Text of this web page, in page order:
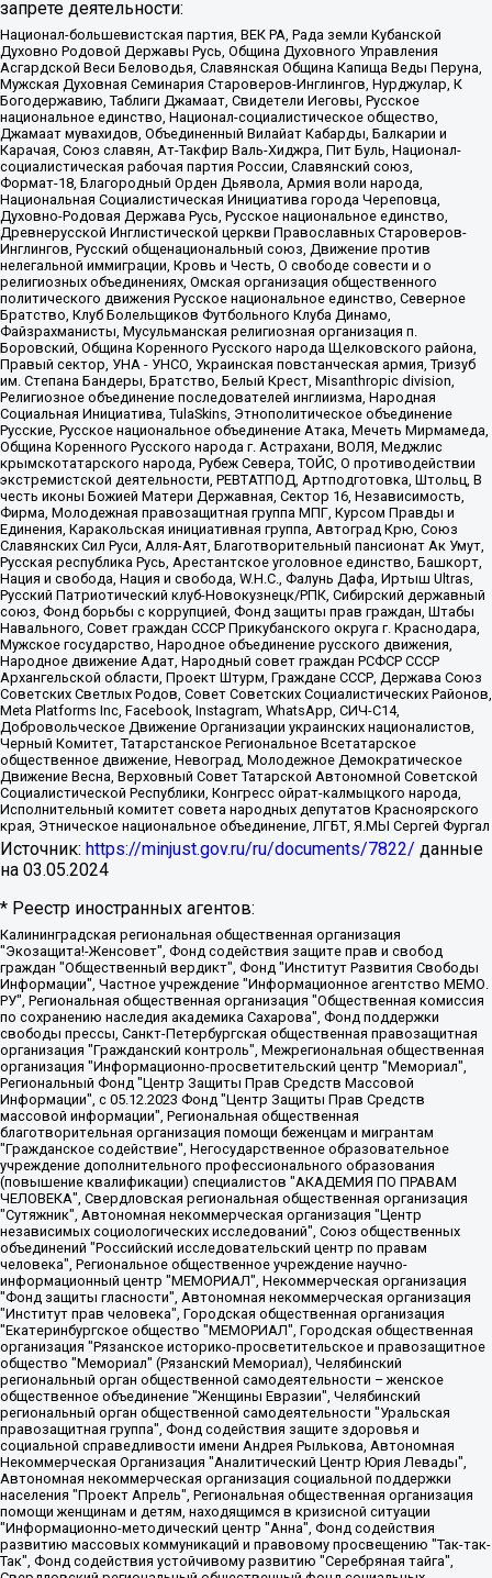
запрете деятельности:
Национал-большевистская партия, ВЕК РА, Рада земли Кубанской
Духовно Родовой Державы Русь, Община Духовного Управления
Асгардской Веси Беловодья, Славянская Община Капища Веды Перуна,
Мужская Духовная Семинария Староверов-Инглингов, Нурджулар, К
Богодержавию, Таблиги Джамаат, Свидетели Иеговы, Русское
национальное единство, Национал-социалистическое общество,
Джамаат мувахидов, Объединенный Вилайат Кабарды, Балкарии и
Карачая, Союз славян, Ат-Такфир Валь-Хиджра, Пит Буль, Национал-
социалистическая рабочая партия России, Славянский союз,
Формат-18, Благородный Орден Дьявола, Армия воли народа,
Национальная Социалистическая Инициатива города Череповца,
Духовно-Родовая Держава Русь, Русское национальное единство,
Древнерусской Инглистической церкви Православных Староверов-
Инглингов, Русский общенациональный союз, Движение против
нелегальной иммиграции, Кровь и Честь, О свободе совести и о
религиозных объединениях, Омская организация общественного
политического движения Русское национальное единство, Северное
Братство, Клуб Болельщиков Футбольного Клуба Динамо,
Файзрахманисты, Мусульманская религиозная организация п.
Боровский, Община Коренного Русского народа Щелковского района,
Правый сектор, УНА - УНСО, Украинская повстанческая армия, Тризуб
им. Степана Бандеры, Братство, Белый Крест, Misanthropic division,
Религиозное объединение последователей инглиизма, Народная
Социальная Инициатива, TulaSkins, Этнополитическое объединение
Русские, Русское национальное объединение Атака, Мечеть Мирмамеда,
Община Коренного Русского народа г. Астрахани, ВОЛЯ, Меджлис
крымскотатарского народа, Рубеж Севера, ТОЙС, О противодействии
экстремистской деятельности, РЕВТАТПОД, Артподготовка, Штольц, В
честь иконы Божией Матери Державная, Сектор 16, Независимость,
Фирма, Молодежная правозащитная группа МПГ, Курсом Правды и
Единения, Каракольская инициативная группа, Автоград Крю, Союз
Славянских Сил Руси, Алля-Аят, Благотворительный пансионат Ак Умут,
Русская республика Русь, Арестантское уголовное единство, Башкорт,
Нация и свобода, Нация и свобода, W.H.С., Фалунь Дафа, Иртыш Ultras,
Русский Патриотический клуб-Новокузнецк/РПК, Сибирский державный
союз, Фонд борьбы с коррупцией, Фонд защиты прав граждан, Штабы
Навального, Совет граждан СССР Прикубанского округа г. Краснодара,
Мужское государство, Народное объединение русского движения,
Народное движение Адат, Народный совет граждан РСФСР СССР
Архангельской области, Проект Штурм, Граждане СССР, Держава Союз
Советских Светлых Родов, Совет Советских Социалистических Районов,
Meta Platforms Inc, Facebook, Instagram, WhatsApp, СИЧ-С14,
Добровольческое Движение Организации украинских националистов,
Черный Комитет, Татарстанское Региональное Всетатарское
общественное движение, Невоград, Молодежное Демократическое
Движение Весна, Верховный Совет Татарской Автономной Советской
Социалистической Республики, Конгресс ойрат-калмыцкого народа,
Исполнительный комитет совета народных депутатов Красноярского
края, Этническое национальное объединение, ЛГБТ, Я.МЫ Сергей Фургал
Источник: https://minjust.gov.ru/ru/documents/7822/ данные
на 03.05.2024
* Реестр иностранных агентов:
Калининградская региональная общественная организация "Экозащита!-Женсовет", Фонд содействия защите прав и свобод граждан "Общественный вердикт", Фонд "Институт Развития Свободы Информации", Частное учреждение "Информационное агентство МЕМО. РУ", Региональная общественная организация "Общественная комиссия по сохранению наследия академика Сахарова", Фонд поддержки свободы прессы, Санкт-Петербургская общественная правозащитная организация "Гражданский контроль", Межрегиональная общественная организация "Информационно-просветительский центр "Мемориал", Региональный Фонд "Центр Защиты Прав Средств Массовой Информации", с 05.12.2023 Фонд "Центр Защиты Прав Средств массовой информации", Региональная общественная благотворительная организация помощи беженцам и мигрантам "Гражданское содействие", Негосударственное образовательное учреждение дополнительного профессионального образования (повышение квалификации) специалистов "АКАДЕМИЯ ПО ПРАВАМ ЧЕЛОВЕКА", Свердловская региональная общественная организация "Сутяжник", Автономная некоммерческая организация "Центр независимых социологических исследований", Союз общественных объединений "Российский исследовательский центр по правам человека", Региональное общественное учреждение научно-информационный центр "МЕМОРИАЛ", Некоммерческая организация "Фонд защиты гласности", Автономная некоммерческая организация "Институт прав человека", Городская общественная организация "Екатеринбургское общество "МЕМОРИАЛ", Городская общественная организация "Рязанское историко-просветительское и правозащитное общество "Мемориал" (Рязанский Мемориал), Челябинский региональный орган общественной самодеятельности – женское общественное объединение "Женщины Евразии", Челябинский региональный орган общественной самодеятельности "Уральская правозащитная группа", Фонд содействия защите здоровья и социальной справедливости имени Андрея Рылькова, Автономная Некоммерческая Организация "Аналитический Центр Юрия Левады", Автономная некоммерческая организация социальной поддержки населения "Проект Апрель", Региональная общественная организация помощи женщинам и детям, находящимся в кризисной ситуации "Информационно-методический центр "Анна", Фонд содействия развитию массовых коммуникаций и правовому просвещению "Так-так-Так", Фонд содействия устойчивому развитию "Серебряная тайга", Свердловский региональный общественный фонд социальных проектов "Новое время", "Idel.Реалии", Кавказ.Реалии, Крым.Реалии, Телеканал Настоящее Время, Татаро-башкирская служба Радио Свобода (Azatliq Radiosi), Радио Свободная Европа/Радио Свобода (PCE/PC), "Сибирь.Реалии", "Фактограф", Благотворительный фонд помощи осужденным и их семьям, Автономная некоммерческая организация "Институт глобализации и социальных движений", Фонд "В защиту прав заключенных", Частное учреждение "Центр поддержки и содействия развитию средств массовой информации", Пензенский региональный общественный благотворительный фонд "Гражданский союз", "Север.Реалии", Некоммерческая организация Фонд "Правовая инициатива", Общество с ограниченной ответственностью "Радио Свободная Европа/Радио Свобода", Чешское информационное агентство "MEDIUM-ORIENT", Красноярская региональная общественная организация "Мы против СПИДа", Камалягин Денис Николаевич, Маркелов Сергей Евгеньевич, Пономарев Лев Александрович, Савицкая Людмила Алексеевна, Автономная некоммерческая организация "Центр по работе с проблемой насилия "НАСИЛИЮ.НЕТ", Межрегиональный профессиональный союз работников здравоохранения "Альянс врачей", Юридическое лицо, зарегистрированное в Латвийской Республике, SIA "Medusa Project" (регистрационный номер 40103797863, дата регистрации 10.06.2014), Некоммерческая организация "Фонд по борьбе с коррупцией", Автономная некоммерческая организация "Институт права и публичной политики", Баданин Роман Сергеевич, Гликин Максим Александрович, Железнова Мария Михайловна, Лукьянова Юлия Сергеевна, Маетная Елизавета Витальевна, Маняхин Петр Борисович, Чуракова Ольга Владимировна, Ярош Юлия Петровна, Юридическое лицо "The Insider SIA", зарегистрированное в Риге, Латвийская Республика (дата регистрации 26.06.2015), являющееся администратором доменного имени интернет-издания "The Insider SIA", https://theins.ru, Постернак Алексей Евгеньевич, Рубин Михаил Аркадьевич, Анин Роман Александрович, Юридическое лицо Istories fonds, зарегистрированное в Латвийской Республике (регистрационный номер 50008295751, дата регистрации 24.02.2020), Великовский Дмитрий Александрович, Долинина Ирина Николаевна, Мароховская Алеся Алексеевна, Шлейнов Роман Юрьевич, Шмагун Олеся Валентиновна, Общество с ограниченной ответственностью "Альтаир 2021", Общество с ограниченной ответственностью "Вега 2021", Общество с ограниченной ответственностью "Главный редактор 2021", Общество с ограниченной ответственностью "Ромашки монолит", Важенков Артем Валерьевич, Ивановская областная общественная организация "Центр гендерных исследований", Гурман Юрий Альбертович, Медиапроект "ОВД-Инфо", Егоров Владимир Владимирович, Жилинский Владимир Александрович, Общество с ограниченной ответственностью "ЗП", Иванова София Юрьевна, Карезина Инна Павловна, Кильтау Екатерина Викторовна, Петров Алексей Викторович, Пискунов Сергей Евгеньевич, Смирнов Сергей Сергеевич, Тихонов Михаил Сергеевич, Общество с ограниченной ответственностью "ЖУРНАЛИСТ-ИНОСТРАННЫЙ АГЕНТ", Арапова Галина Юрьевна, Вольтская Татьяна Анатольевна, Американская компания "Mason G.E.S. Anonymous Foundation" (США), являющаяся владельцем интернет-издания https://mnews.world/, Компания "Stichting Bellingcat", зарегистрированная в Нидерландах (дата регистрации 11.07.2018), Захаров Андрей Вячеславович, Клепиковская Екатерина Дмитриевна, Общество с ограниченной ответственностью "МЕМО", Перл Роман Александрович, Симонов Евгений Алексеевич, Соловьева Елена Анатольевна, Сотников Даниил Владимирович, Сурначева Елизавета Дмитриевна, Автономная некоммерческая организация по защите прав человека и информированию населения "Якутия – Наше Мнение", Общество с ограниченной ответственностью "Москоу диджитал медиа", с 26.01.2023 Общество с ограниченной ответственностью "Чайка Белые сады", Ветошкина Валерия Валерьевна, Заговора Максим Александрович, Межрегиональное общественное движение "Российская ЛГБТ - сеть", Оленичев Максим Владимирович, Павлов Иван Юрьевич, Скворцова Елена Сергеевна, Общество с ограниченной ответственностью "Как бы инагент", Кочетков Игорь Викторович, Общество с ограниченной ответственностью "Честные выборы", Еланчик Олег Александрович, Общество с ограниченной ответственностью "Нобелевский призыв", Гималова Регина Эмилевна, Григорьев Андрей Валерьевич, Григорьева Алина Александровна, Ассоциация по содействию защите прав призывников, альтернативнослужащих и военнослужащих "Правозащитная группа "Гражданин.Армия.Право", Хисамова Регина Фаритовна, Автономная некоммерческая организация по реализации социально-правовых программ "Лилит", Дальневосточное общественное движение "Маяк", Санкт-Петербургская ЛГБТ-инициативная группа "Выход", Инициативная группа ЛГБТ+ "Реверс", Алексеев Андрей Викторович, Бекбулатова Таисия Львовна, Беляев Иван Михайлович, Владыкина Елена Сергеевна, Гельман Марат Александрович, Никульшина Вероника Юрьевна, Толоконникова Надежда Андреевна, Шендерович Виктор Анатольевич, Общество с ограниченной ответственностью "Данное сообщение", Общество с ограниченной ответственностью Издательский дом "Новая глава", Айнбиндер Александра Александровна, Московский комьюнити-центр для ЛГБТ+инициатив, Благотворительный фонд развития филантропии, Deutsche Welle (Германия, Kurt-Schumacher-Strasse 3, 53113 Bonn), Борзунова Мария Михайловна, Воробьев Виктор Викторович, Голубева Анна Львовна, Константинова Алла Михайловна, Малкова Ирина Владимировна, Мурадов Мурад Абдулгалимович, Осетинская Елизавета Николаевна, Понасенков Евгений Николаевич, Ганапольский Матвей Юрьевич, Киселев Евгений Алексеевич, Борухович Ирина Григорьевна, Дремин Иван Тимофеевич, Дубровский Дмитрий Викторович, Красноярская региональная общественная организация поддержки и развития альтернативных образовательных технологий и межкультурных коммуникаций "ИНТЕРРА", Маяковская Екатерина Алексеевна, Фейгин Марк Захарович, Филимонов Андрей Викторович, Дзугкоева Регина Николаевна, Доброхотов Роман Александрович, Дудь Юрий Александрович, Елкин Сергей Владимирович, Кругликов Кирилл Игоревич, Сабунаева Мария Леонидовна, Семенов Алексей Владимирович, Шаинян Карен Багратович, Шульман Екатерина Михайловна, Асафьев Артур Валерьевич, Вахштайн Виктор Семенович, Венедиктов Алексей Алексеевич, Лушникова Екатерина Евгеньевна, Волков Леонид Михайлович, Невзоров Александр Глебович, Пархоменко Сергей Борисович, Сироткин Ярослав Николаевич, Кара-Мурза Владимир Владимирович, Баранова Наталья Владимировна, Гозман Леонид Яковлевич, Кагарлицкий Борис Юльевич, Климарев Михаил Валерьевич, Милов Владимир Станиславович, Автономная некоммерческая организация Краснодарский центр современного искусства "Типография", Моргенштерн Алишер Тагирович, Соболь Любовь Эдуардовна, Общество с ограниченной ответственностью "ЛИЗА НОРМ", Каспаров Гарри Кимович, Ходорковский Михаил Борисович, Общество с ограниченной ответственностью "Апрельские тезисы", Данилович Ирина Брониславовна, Кашин Олег Владимирович, Петров Николай Владимирович, Пивоваров Алексей Владимирович, Соколов Михаил Владимирович, Цветкова Юлия Владимировна, Чичваркин Евгений Александрович, Комитет против пыток/Команда против пыток, Общество с ограниченной ответственностью "Первый научный", Общество с ограниченной ответственностью "Вертолет и ко", Белоцерковская Вероника Борисовна, Кац Максим Евгеньевич, Лазарева Татьяна Юрьевна, Шаведдинов Руслан Табризович, Яшин Илья Валерьевич, Общество с ограниченной ответственностью "Иноагент ААВ", Алешковский Дмитрий Петрович, Альбац Евгения Марковна, Быков Дмитрий Львович, Галямина Юлия Евгеньевна, Лойко Сергей Леонидович, Мартынов Кирилл Константинович, Медведев Сергей Александрович, Крашенинников Федор Геннадиевич, Гордеева Катерина Вл